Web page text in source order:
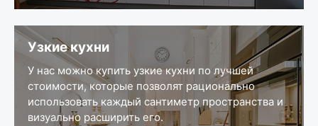
Узкие кухни
У нас можно купить узкие кухни по лучшей
стоимости, которые позволят рационально
использовать каждый сантиметр пространства и
визуально расширить его.